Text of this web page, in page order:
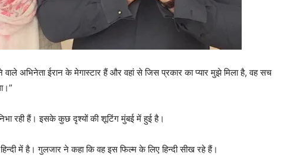
अभिनेता ईरान के मेगास्टार हैं और वहां से जिस प्रकार का प्यार मुझे मिला है, वह सच
रही हैं। इसके कुछ दृश्यों की शूटिंग मुंबई में हुई है।
में है। गुलजार ने कहा कि वह इस फिल्म के लिए हिन्दी सीख रहे हैं।